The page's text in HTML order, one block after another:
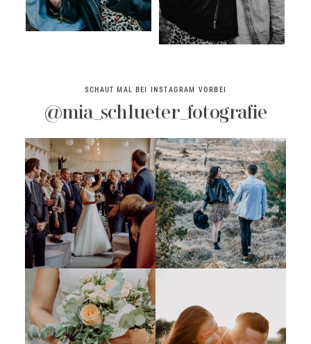
SCHAUT MAL BEI INSTAGRAM VORBEI
@mia_schlueter_fotografie